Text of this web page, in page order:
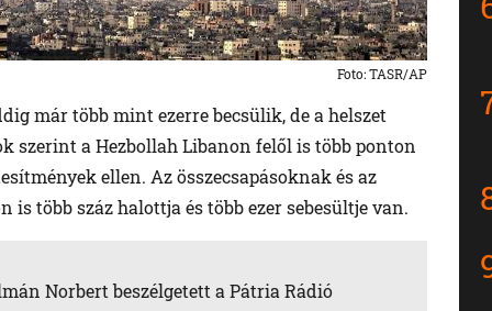
Foto: TASR/AP
már több mint ezerre becsülik, de a helszet
szerint a Hezbollah Libanon felől is több ponton
ellen. Az összecsapásoknak és az
több száz halottja és több ezer sebesültje van.
Norbert beszélgetett a Pátria Rádió